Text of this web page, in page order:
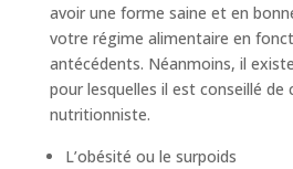
avoir une forme saine et en
votre régime alimentaire en
antécédents. Néanmoins, il
pour lesquelles il est conseillé de
nutritionniste.
L’obésité ou le surpoids